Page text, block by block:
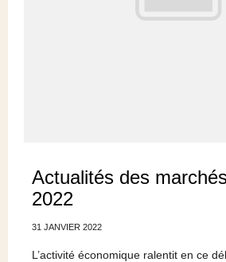
Actualités des
2022
31 JANVIER 2022
L’activité économique ralentit en ce